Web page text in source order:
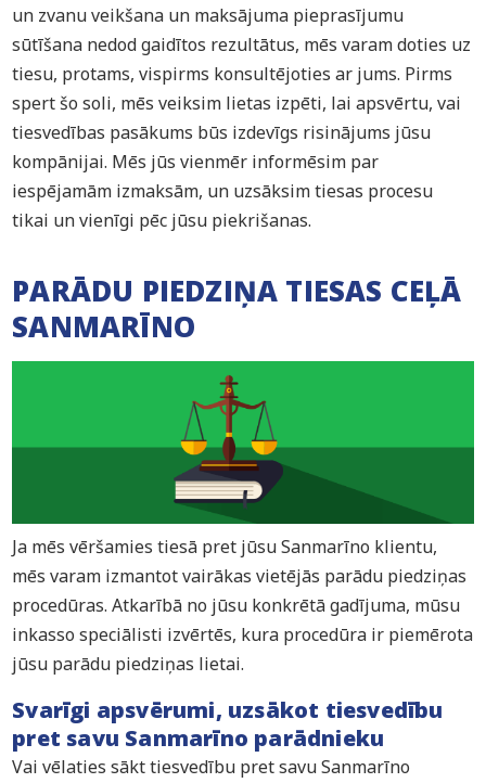
un zvanu veikšana un maksājuma pieprasījumu
sūtīšana nedod gaidītos rezultātus, mēs varam doties uz
tiesu, protams, vispirms konsultējoties ar jums. Pirms
spert šo soli, mēs veiksim lietas izpēti, lai apsvērtu, vai
tiesvedības pasākums būs izdevīgs risinājums jūsu
kompānijai. Mēs jūs vienmēr informēsim par
iespējamām izmaksām, un uzsāksim tiesas procesu
tikai un vienīgi pēc jūsu piekrišanas.
PARĀDU PIEDZIŅA TIESAS CEĻĀ
SANMARĪNO
Ja mēs vēršamies tiesā pret jūsu Sanmarīno klientu,
mēs varam izmantot vairākas vietējās parādu piedziņas
procedūras. Atkarībā no jūsu konkrētā gadījuma, mūsu
inkasso speciālisti izvērtēs, kura procedūra ir piemērota
jūsu parādu piedziņas lietai.
Svarīgi apsvērumi, uzsākot tiesvedību
pret savu Sanmarīno parādnieku
Vai vēlaties sākt tiesvedību pret savu Sanmarīno